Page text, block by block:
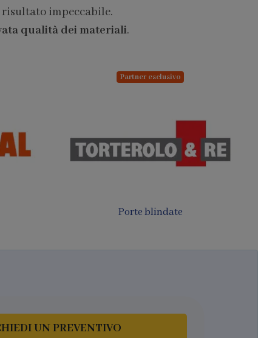
impeccabile.
qualità dei materiali.
UN PREVENTIVO